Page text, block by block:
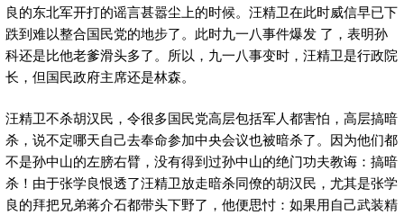
良的东北军开打的谣言甚嚣尘上的时候。汪精卫在此时威信早已下
跌到难以整合国民党的地步了。此时九一八事件爆发 了，表明孙
科还是比他老爹滑头多了。所以，九一八事变时，汪精卫是行政院
长，但国民政府主席还是林森。
汪精卫不杀胡汉民，令很多国民党高层包括军人都害怕，高层搞暗
杀，说不定哪天自己去奉命参加中央会议也被暗杀了。因为他们都
不是孙中山的左膀右臂，没有得到过孙中山的绝门功夫教诲：搞暗
杀！由于张学良恨透了汪精卫放走暗杀同僚的胡汉民，尤其是张学
良的拜把兄弟蒋介石都带头下野了，他便思忖：如果用自己武装精